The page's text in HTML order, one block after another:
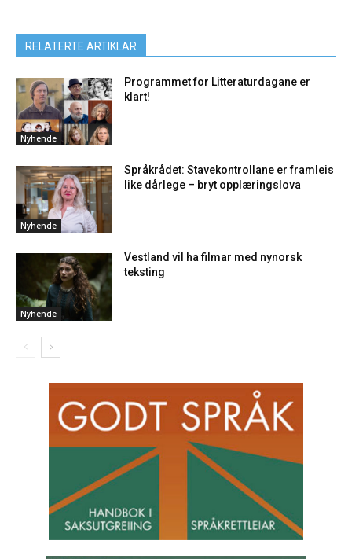
RELATERTE ARTIKLAR
Nyhende
Programmet for Litteraturdagane er
klart!
Nyhende
Språkrådet: Stavekontrollane er framleis
like dårlege – bryt opplæringslova
Nyhende
Vestland vil ha filmar med nynorsk
teksting